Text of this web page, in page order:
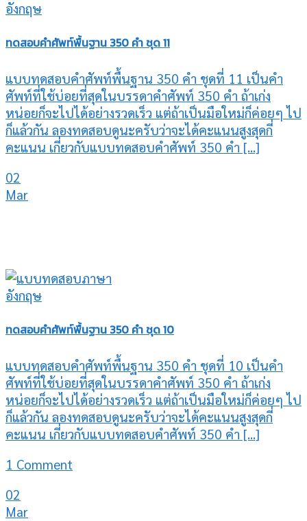
ทดสอบคำศัพท์พื้นฐาน 350 คำ ชุด 11
แบบทดสอบคำศัพท์พื้นฐาน 350 คำ ชุดที่ 11 เป็นคำ
ศัพท์ที่ใช้บ่อยที่สุดในบรรดาคำศัพท์ 350 คำ ถ้าเก่ง
หน่อยก็จะไปได้อย่างรวดเร็ว แต่ถ้าเป็นมือใหม่ก็ค่อยๆ ไป
ก็แล้วกัน ลองทดสอบดูนะครับว่าจะได้คะแนนสูงสุดกี่
คะแนน เกี่ยวกับแบบทดสอบคำศัพท์ 350 คำ [...]
02
Mar
ทดสอบคำศัพท์พื้นฐาน 350 คำ ชุด 10
แบบทดสอบคำศัพท์พื้นฐาน 350 คำ ชุดที่ 10 เป็นคำ
ศัพท์ที่ใช้บ่อยที่สุดในบรรดาคำศัพท์ 350 คำ ถ้าเก่ง
หน่อยก็จะไปได้อย่างรวดเร็ว แต่ถ้าเป็นมือใหม่ก็ค่อยๆ ไป
ก็แล้วกัน ลองทดสอบดูนะครับว่าจะได้คะแนนสูงสุดกี่
คะแนน เกี่ยวกับแบบทดสอบคำศัพท์ 350 คำ [...]
1 Comment
02
Mar